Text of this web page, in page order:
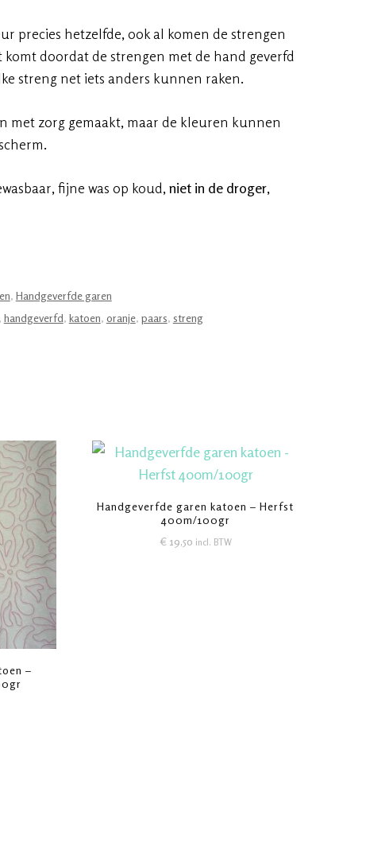
precies hetzelfde, ook al komen de strengen
doordat de strengen met de hand geverfd
streng net iets anders kunnen raken.
met zorg gemaakt, maar de kleuren kunnen
fijne was op koud, niet in de droger,
, Handgeverfde garen
, handgeverfd, katoen, oranje, paars, streng
–
Handgeverfde garen katoen – Herfst
400m/100gr
€ 19,50 incl. BTW